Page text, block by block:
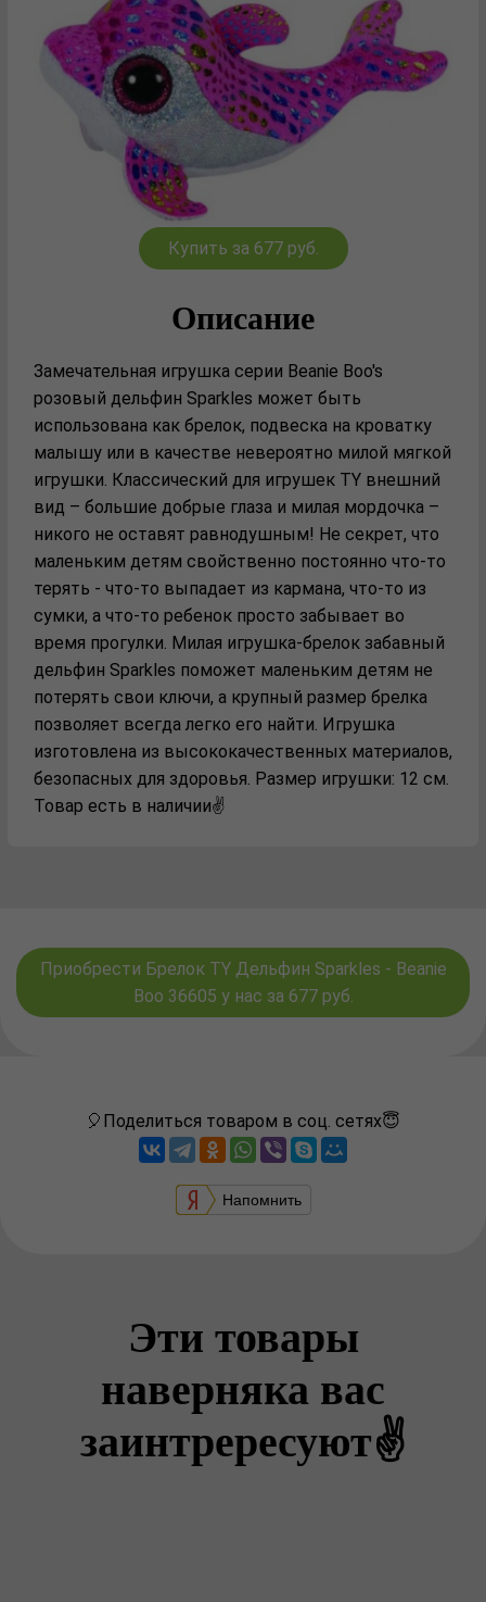
Купить за 677 руб.
Описание
Замечательная игрушка серии Beanie Boo's
розовый дельфин Sparkles может быть
использована как брелок, подвеска на кроватку
малышу или в качестве невероятно милой мягкой
игрушки. Классический для игрушек TY внешний
вид – большие добрые глаза и милая мордочка –
никого не оставят равнодушным! Не секрет, что
маленьким детям свойственно постоянно что-то
терять - что-то выпадает из кармана, что-то из
сумки, а что-то ребенок просто забывает во
время прогулки. Милая игрушка-брелок забавный
дельфин Sparkles поможет маленьким детям не
потерять свои ключи, а крупный размер брелка
позволяет всегда легко его найти. Игрушка
изготовлена из высококачественных материалов,
безопасных для здоровья. Размер игрушки: 12 см.
Товар есть в наличии✌️
Приобрести Брелок TY Дельфин Sparkles - Beanie
Boo 36605 у нас за 677 руб.
🎈Поделиться товаром в соц. сетях😇
Напомнить
Эти товары
наверняка вас
заинтрересуют✌